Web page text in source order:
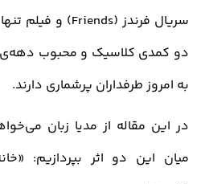
سریال فرندز (Friends) و فیلم
دو کمدی کلاسیک و محبوب دهه‌ی 90
به امروز طرفداران پرشماری دارند.
در این مقاله از مدیا زبان
میان این دو اثر بپردازیم: «